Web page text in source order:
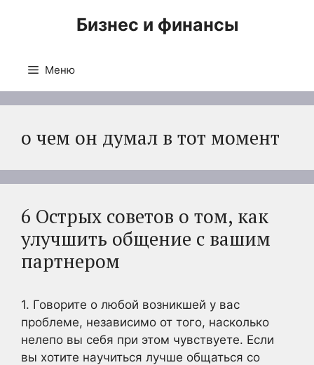
Бизнес и финансы
Меню
о чем он думал в тот момент
6 Острых советов о том, как
улучшить общение с вашим
партнером
1. Говорите о любой возникшей у вас
проблеме, независимо от того, насколько
нелепо вы себя при этом чувствуете. Если
вы хотите научиться лучше общаться со